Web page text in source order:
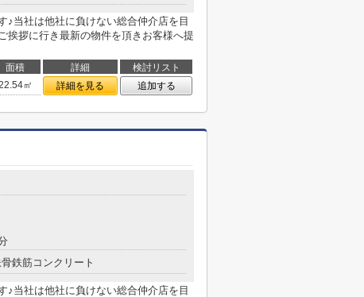
♪当社は他社に負けない総合仲介店を目
挨拶に行き最新の物件を頂きお客様へ提
面積 詳細
検討リスト
㎡ 詳細を見る 追加する
鉄筋コンクリート
♪当社は他社に負けない総合仲介店を目